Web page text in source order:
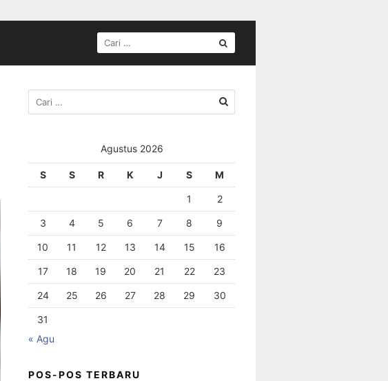
Agustus 2026
S S R K J S M
1 2
3 4 5 6 7 8 9
10 11 12 13 14 15 16
17 18 19 20 21 22 23
24 25 26 27 28 29 30
31
« Agu
POS-POS TERBARU